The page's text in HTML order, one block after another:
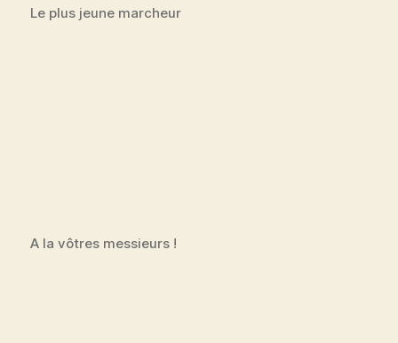
Le plus jeune marcheur
A la vôtres messieurs !